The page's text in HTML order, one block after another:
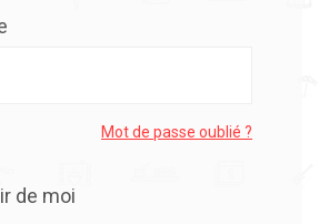
Mot de passe oublié ?
de moi